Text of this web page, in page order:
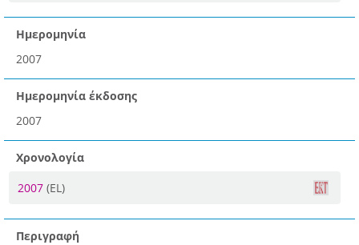
Ημερομηνία
2007
Ημερομηνία έκδοσης
2007
Χρονολογία
2007 (EL)
Περιγραφή